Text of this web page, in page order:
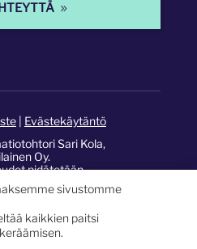
Sari Kola,
Oy.
pidätetään.
Studios.
| Evästekäytäntö
sivustomme
kaikkien paitsi